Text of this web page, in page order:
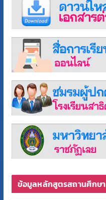
ข้อมูลหลักสูตรสถานศึกษา